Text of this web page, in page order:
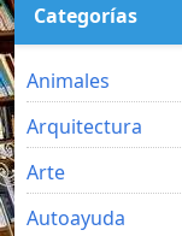
Categorías
Animales
Arquitectura
Arte
Autoayuda